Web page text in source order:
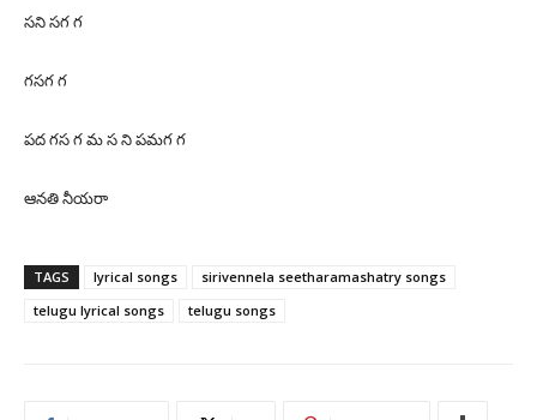
సని సగ గ
గసగ గ
పద గస గ మ స ని పమగ గ
ఆనతి నీయరా
TAGS lyrical songs
sirivennela seetharamashatry songs
telugu lyrical songs
telugu songs